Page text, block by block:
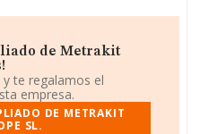
de Metrakit
te regalamos el
empresa.
DE METRAKIT
SL.